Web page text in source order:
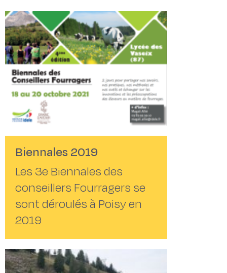
Biennales 2019
Les 3e Biennales des
conseillers Fourragers se
sont déroulés à Poisy en
2019